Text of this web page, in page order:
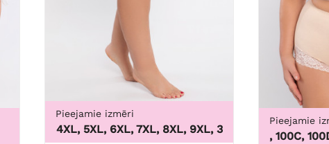
Pieejamie izmēri
3XL, 4XL, 5XL, 6XL, 7XL, 8XL, 9XL,3XL, 4XL, 5XL, 6XL,
Pieejamie
100B, 100C, 100D,